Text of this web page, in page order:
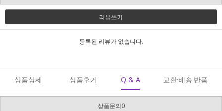
리뷰쓰기
등록된 리뷰가 없습니다.
상품상세 상품후기 Q & A 교환·배송·반품
상품문의0